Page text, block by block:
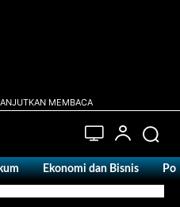
MEMBACA
Ekonomi dan Bisnis